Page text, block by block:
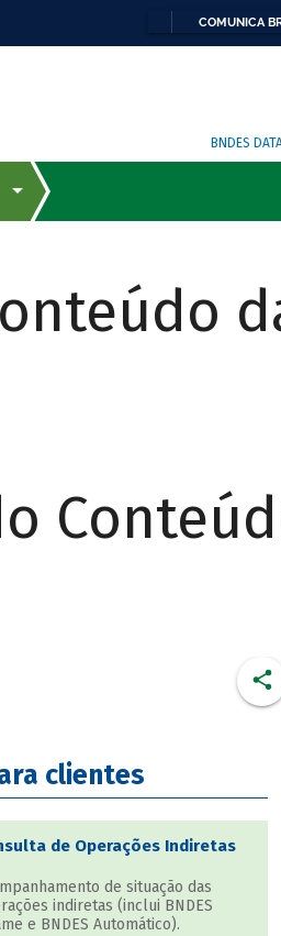
COMUNICA
BNDES
clientes
de Operações Indiretas
de situação das
indiretas (inclui BNDES
e BNDES Automático).